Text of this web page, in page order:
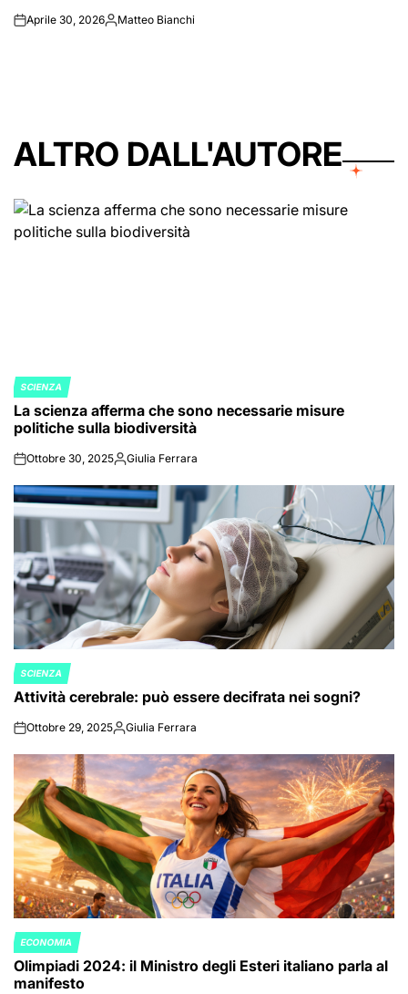
onAprile 30, 2026Posted
Matteo Bianchi
ALTRO DALL'AUTORE
POSTED
IN
SCIENZA
La scienza afferma che sono necessarie misure
politiche sulla biodiversità
onOttobre 30, 2025Posted
Giulia Ferrara
POSTED
IN
SCIENZA
Attività cerebrale: può essere decifrata nei sogni?
onOttobre 29, 2025Posted
Giulia Ferrara
POSTED
IN
ECONOMIA
Olimpiadi 2024: il Ministro degli Esteri italiano parla al
manifesto